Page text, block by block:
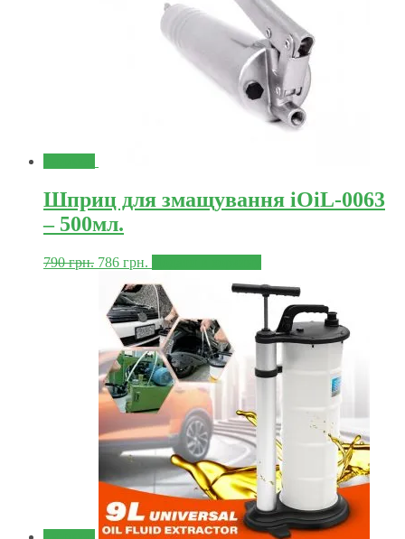
Шприц для змащування iOiL-0063
– 500мл.
790грн. 786 грн.